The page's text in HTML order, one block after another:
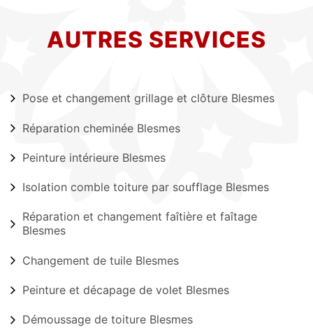
AUTRES SERVICES
Pose et changement grillage et clôture Blesmes
Réparation cheminée Blesmes
Peinture intérieure Blesmes
Isolation comble toiture par soufflage Blesmes
Réparation et changement faîtière et faîtage
Blesmes
Changement de tuile Blesmes
Peinture et décapage de volet Blesmes
Démoussage de toiture Blesmes